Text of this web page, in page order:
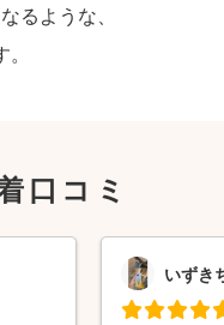
るような、
口コミ
いずき